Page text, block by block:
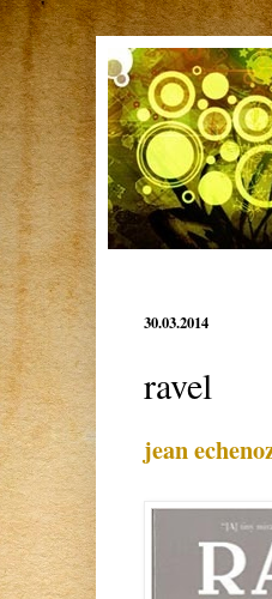
30.03.2014
ravel
jean